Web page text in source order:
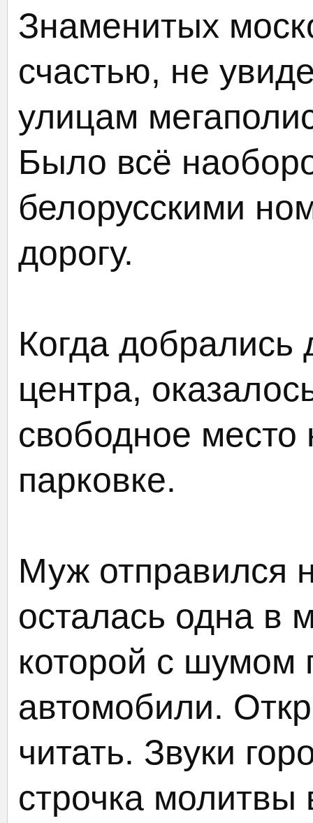
Знаменитых
счастью, не
улицам
Было всё
белорусскими
дорогу.
Когда добрались
центра,
свободное место
парковке.
Муж отправился
осталась одна в
которой с шумом
автомобили.
читать. Звуки
строчка молитвы